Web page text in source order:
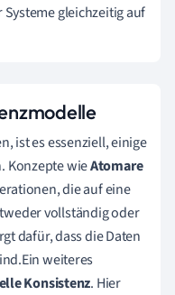
gleichzeitig auf
ist es essenziell, einige
Konzepte wieAtomare
die auf eine
vollständig oder
dafür, dass die Daten
weiteres
Konsistenz. Hier